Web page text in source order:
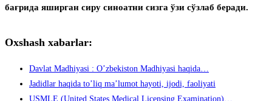
бағрида яширган сиру синоатни сизга ўзи сўзлаб беради.
Oxshash xabarlar:
Davlat Madhiyasi : O’zbekiston Madhiyasi haqida…
Jadidlar haqida to’liq ma’lumot hayoti, ijodi, faoliyati
USMLE (United States Medical Licensing Examination)…